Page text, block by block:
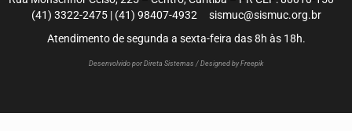
(41) 3322-2475 | (41) 98407-4932 sismuc@sismuc.org.br
Atendimento de segunda a sexta-feira das 8h às 18h.
Desenvolvido por Direta Sistemas / Designed by Freepik